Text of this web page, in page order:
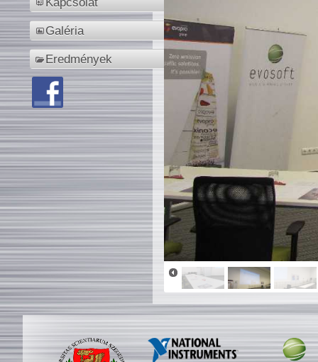
Galéria
Eredmények